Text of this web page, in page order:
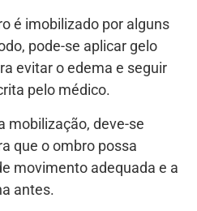
é imobilizado por alguns
pode-se aplicar gelo
evitar o edema e seguir
pelo médico.
mobilização, deve-se
que o ombro possa
movimento adequada e a
antes.